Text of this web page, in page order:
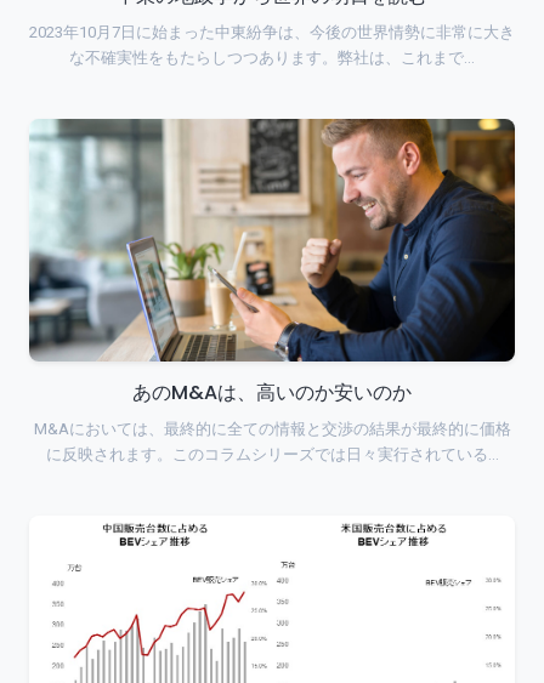
2023年10月7日に始まった中東紛争は、今後の世界情勢に非常に大き
な不確実性をもたらしつつあります。弊社は、これまで…
あのM&Aは、高いのか安いのか
M&Aにおいては、最終的に全ての情報と交渉の結果が最終的に価格
に反映されます。このコラムシリーズでは日々実行されている…